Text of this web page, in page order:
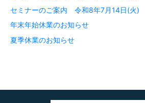
セミナーのご案内 令和8年7月14日(火)
年末年始休業のお知らせ
夏季休業のお知らせ